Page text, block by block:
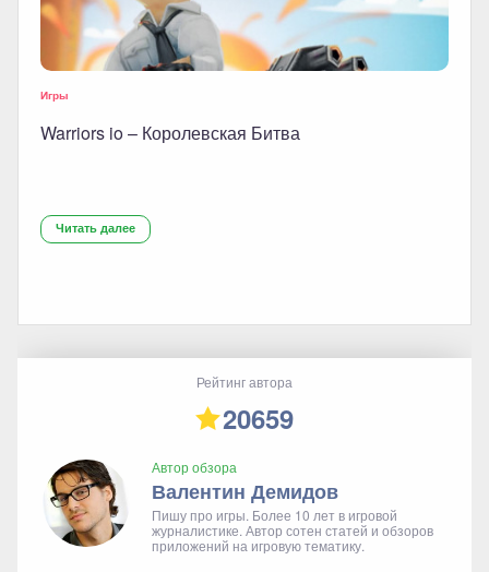
Игры
Warriors io – Королевская Битва
Читать далее
Рейтинг автора
20659
Автор обзора
Валентин Демидов
Пишу про игры. Более 10 лет в игровой
журналистике. Автор сотен статей и обзоров
приложений на игровую тематику.